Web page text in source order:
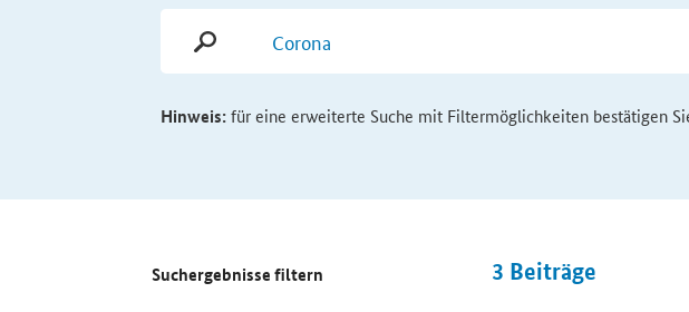
Hinweis:für eine erweiterte Suche mit Filtermöglichkeiten bestätigen
3 Beiträge
Suchergebnisse filtern